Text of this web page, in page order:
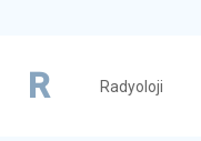
R Radyoloji